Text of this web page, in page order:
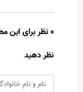
0 نظر برای این مطلب وجود دارد
نظر دهید